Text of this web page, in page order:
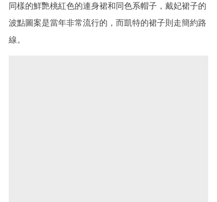
同樣的鮮艷桃紅色的連身裙和同色系帽子，戴妃裙子的
波點圖案是當年非常流行的，而凱特的裙子則走簡約路
線。